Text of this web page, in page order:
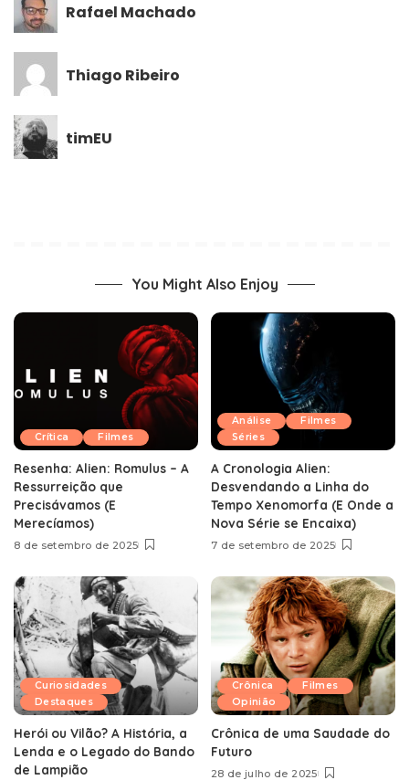
Rafael Machado
Thiago Ribeiro
timEU
You Might Also Enjoy
Crítica Filmes
Resenha: Alien: Romulus – A
Ressurreição que
Precisávamos (E
Merecíamos)
8 de setembro de 2025
Análise
Filmes
Séries
A Cronologia Alien:
Desvendando a Linha do
Tempo Xenomorfa (E Onde a
Nova Série se Encaixa)
7 de setembro de 2025
Curiosidades
Destaques
Herói ou Vilão? A História, a
Lenda e o Legado do Bando
de Lampião
Crônica
Filmes
Opinião
Crônica de uma Saudade do
Futuro
28 de julho de 2025